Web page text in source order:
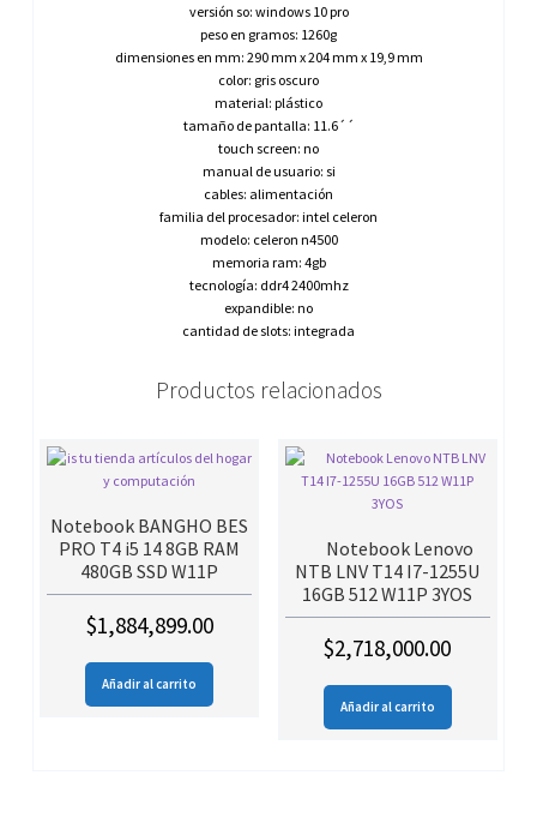
versión so: windows 10 pro
peso en gramos: 1260g
dimensiones en mm: 290 mm x 204 mm x 19,9 mm
color: gris oscuro
material: plástico
tamaño de pantalla: 11.6´´
touch screen: no
manual de usuario: si
cables: alimentación
familia del procesador: intel celeron
modelo: celeron n4500
memoria ram: 4gb
tecnología: ddr4 2400mhz
expandible: no
cantidad de slots: integrada
Productos relacionados
Notebook BANGHO BES
PRO T4 i5 14 8GB RAM
480GB SSD W11P
$1,884,899.00
Añadir al carrito
Notebook Lenovo
NTB LNV T14 I7-1255U
16GB 512 W11P 3YOS
$2,718,000.00
Añadir al carrito